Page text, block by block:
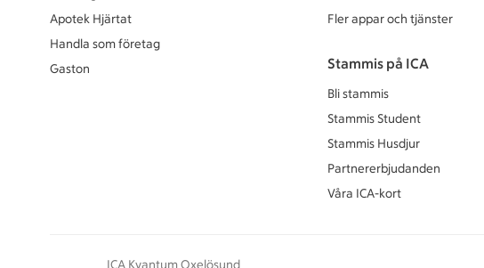
Apotek Hjärtat
Handla som företag
Gaston
Fler appar och tjänster
Stammis på ICA
Bli stammis
Stammis Student
Stammis Husdjur
Partnererbjudanden
Våra ICA-kort
ICA Kvantum Oxelösund